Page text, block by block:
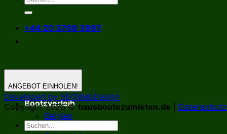
+44 20 3769 3987
Bootsverleih
Belgien
Deutschland
ANGEBOT EINHOLEN!
Developed by SEOWebDesign
Copyright 2026 © hausbootezumieten.de